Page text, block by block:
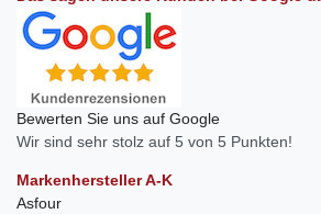
Bewerten Sie uns auf Google
Wir sind sehr stolz auf 5 von 5 Punkten!
Markenhersteller A-K
Asfour